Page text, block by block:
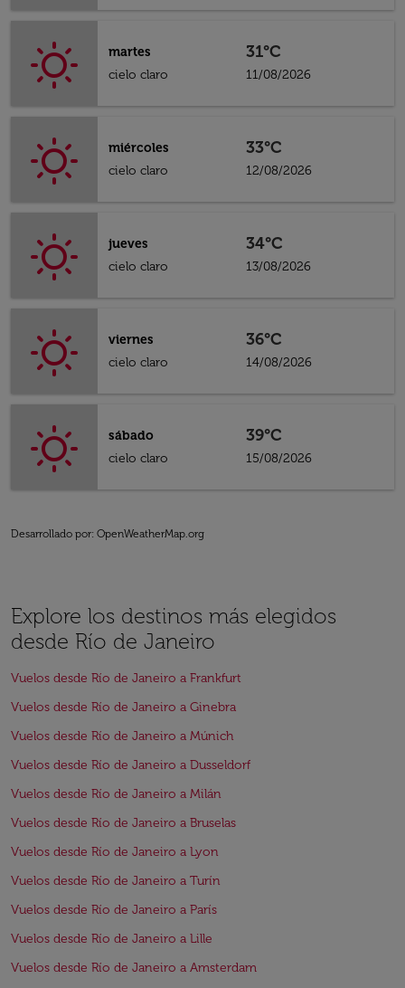
martes
cielo claro
31°C
11/08/2026
miércoles
cielo claro
33°C
12/08/2026
jueves
cielo claro
34°C
13/08/2026
viernes
cielo claro
36°C
14/08/2026
sábado
cielo claro
39°C
15/08/2026
Desarrollado por: OpenWeatherMap.org
Explore los destinos más elegidos
desde Río de Janeiro
Vuelos desde Río de Janeiro a Frankfurt
Vuelos desde Río de Janeiro a Ginebra
Vuelos desde Río de Janeiro a Múnich
Vuelos desde Río de Janeiro a Dusseldorf
Vuelos desde Río de Janeiro a Milán
Vuelos desde Río de Janeiro a Bruselas
Vuelos desde Río de Janeiro a Lyon
Vuelos desde Río de Janeiro a Turín
Vuelos desde Río de Janeiro a París
Vuelos desde Río de Janeiro a Lille
Vuelos desde Río de Janeiro a Amsterdam